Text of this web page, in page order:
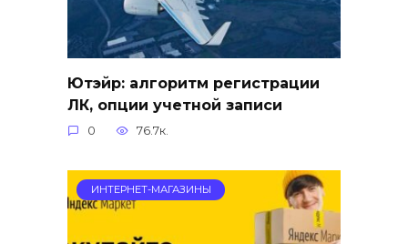
Ютэйр: алгоритм регистрации
ЛК, опции учетной записи
0 76.7к.
ИНТЕРНЕТ-МАГАЗИНЫ